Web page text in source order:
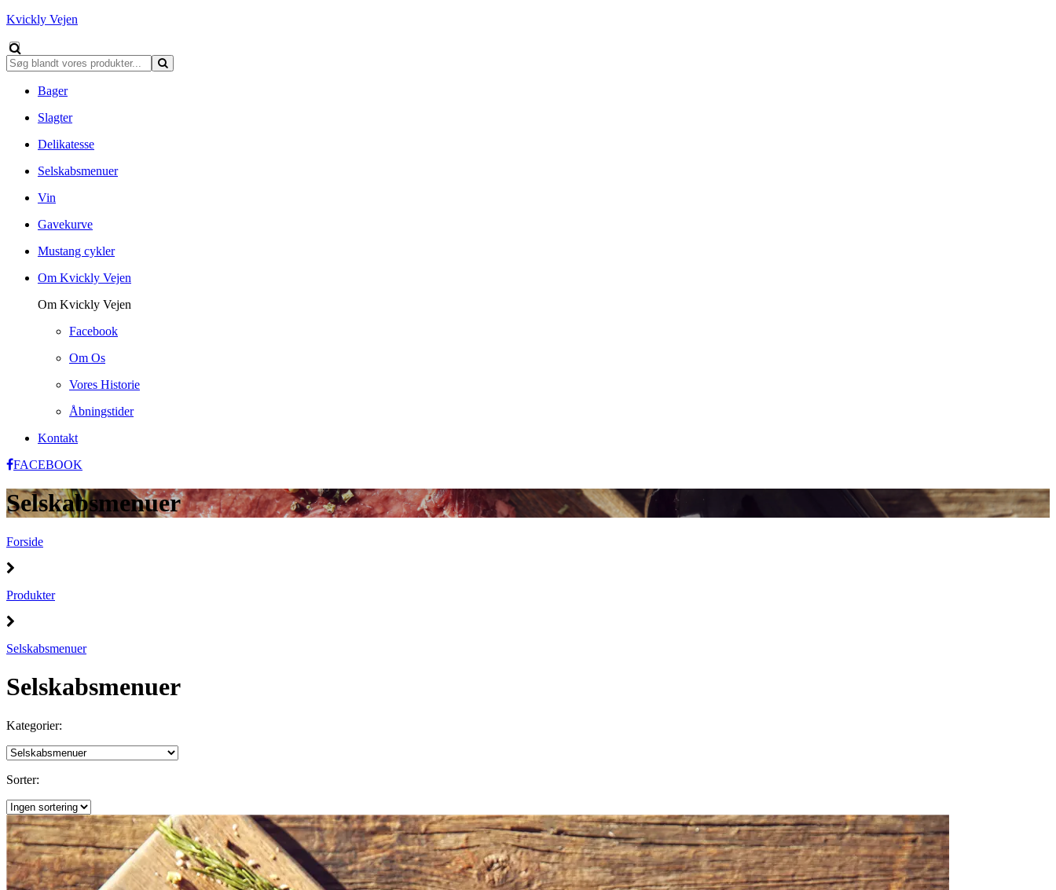
Kvickly Vejen
Bager
Slagter
Delikatesse
Selskabsmenuer
Vin
Gavekurve
Mustang cykler
Om Kvickly Vejen
Om Kvickly Vejen
Facebook
Om Os
Vores Historie
Åbningstider
Kontakt
FACEBOOK
Selskabsmenuer
Forside
Produkter
Selskabsmenuer
Selskabsmenuer
Kategorier:
Sorter: